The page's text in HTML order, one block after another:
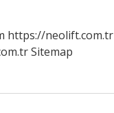
https://neolift.com.tr
Sitemap